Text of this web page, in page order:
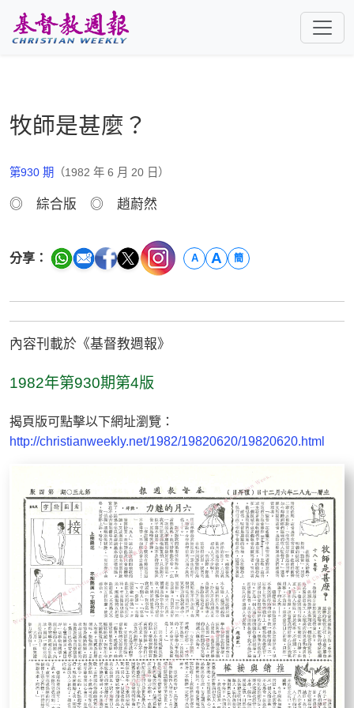
牧師是甚麼？
第930 期 （1982 年 6 月 20 日）
◎ 綜合版 ◎ 趙蔚然
分享： A A 簡
內容刊載於《基督教週報》
1982年第930期第4版
揭頁版可點擊以下網址瀏覽：
http://christianweekly.net/1982/19820620/19820620.html